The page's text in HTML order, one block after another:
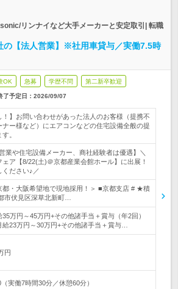
リンナイなど大手メーカーと安定取引| 転職
の【法人営業】※社用車貸与／実働7.5時
OK 急募 学歴不問 第二新卒歓迎
了予定日： 2026/09/07
！】お問い合わせがあった法人のお客様（提携不
ナー様など）にエアコンなどの住宅設備全般の提
。
業や住宅設備メーカー、商社経験者は優遇】＼
ェア【8/22(土)＠京都産業会館ホール】に出展！
ください♪／
都・大阪希望地で現地採用！＞ ■京都支店 # ★積
市伏見区深草北新町…
35万円～45万円+その他諸手当＋賞与（年2回）
給23万円～30万円+その他諸手当＋賞与…
円
実働7時間30分／休憩60分）